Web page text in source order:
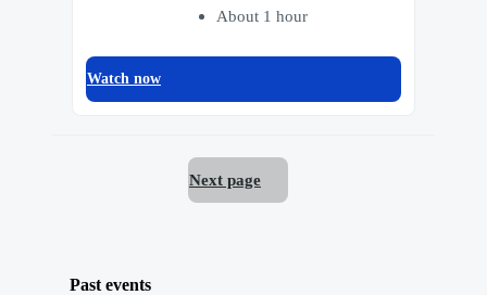
About 1 hour
Watch now
Next page
Past events